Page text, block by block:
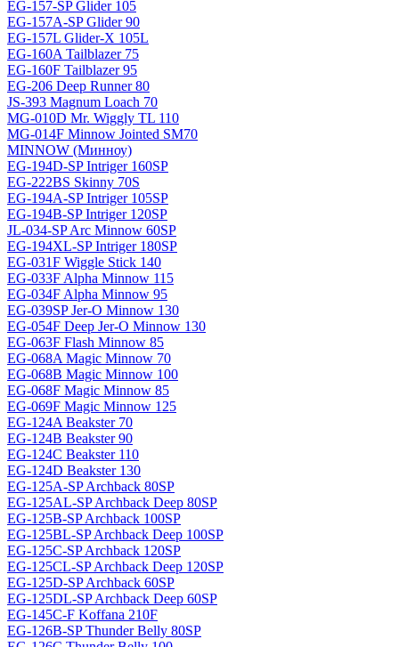
EG-157-SP Glider 105
EG-157A-SP Glider 90
EG-157L Glider-X 105L
EG-160A Tailblazer 75
EG-160F Tailblazer 95
EG-206 Deep Runner 80
JS-393 Magnum Loach 70
MG-010D Mr. Wiggly TL 110
MG-014F Minnow Jointed SM70
MINNOW (Минноу)
EG-194D-SP Intriger 160SP
EG-222BS Skinny 70S
EG-194A-SP Intriger 105SP
EG-194B-SP Intriger 120SP
JL-034-SP Arc Minnow 60SP
EG-194XL-SP Intriger 180SP
EG-031F Wiggle Stick 140
EG-033F Alpha Minnow 115
EG-034F Alpha Minnow 95
EG-039SP Jer-O Minnow 130
EG-054F Deep Jer-O Minnow 130
EG-063F Flash Minnow 85
EG-068A Magic Minnow 70
EG-068B Magic Minnow 100
EG-068F Magic Minnow 85
EG-069F Magiс Minnow 125
EG-124A Beakster 70
EG-124B Beakster 90
EG-124C Beakster 110
EG-124D Beakster 130
EG-125A-SP Archback 80SP
EG-125AL-SP Archback Deep 80SP
EG-125B-SP Archback 100SP
EG-125BL-SP Archback Deep 100SP
EG-125C-SP Archback 120SP
EG-125CL-SP Archback Deep 120SP
EG-125D-SP Archback 60SP
EG-125DL-SP Archback Deep 60SP
EG-145C-F Koffana 210F
EG-126B-SP Thunder Belly 80SP